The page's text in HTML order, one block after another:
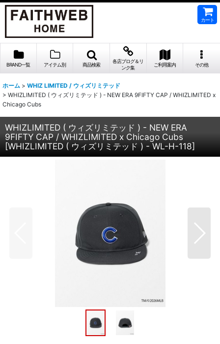
カート
BRAND一覧 アイテム別 商品検索
各店ブログ＆リ
ンク集
ご利用案内 その他
ホーム > WHIZ LIMITED / ウィズリミテッド
> WHIZLIMITED ( ウィズリミテッド ) - NEW ERA 9FIFTY CAP / WHIZLIMITED x
Chicago Cubs
WHIZLIMITED ( ウィズリミテッド ) - NEW ERA
9FIFTY CAP / WHIZLIMITED x Chicago Cubs
[WHIZLIMITED ( ウィズリミテッド ) - WL-H-118]